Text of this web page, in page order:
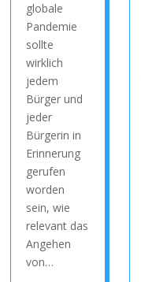
globale
Pandemie
sollte
wirklich
jedem
Bürger und
jeder
Bürgerin in
Erinnerung
gerufen
worden
sein, wie
relevant das
Angehen
von…